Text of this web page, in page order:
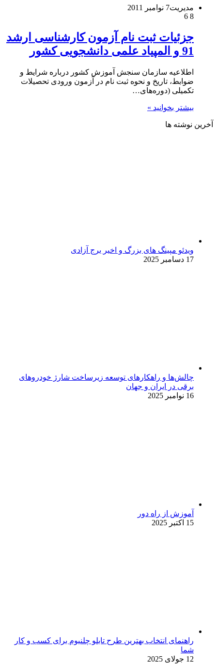
مدیریت7 نوامبر 2011
8
جزئیات ثبت نام آزمون کارشناسی ارشد
91 و المپیاد علمی دانشجویی کشور
اطلاعیه سازمان سنجش آموزش کشور درباره شرایط و
ضوابط، تاریخ و نحوه ثبت نام در آزمون ورودی تحصیلات
تکمیلی (دوره‌های…
بیشتر بخوانید »
آخرین نوشته ها
ویدئو مپینگ های بزرگ و اخیر برج آزادی
17 دسامبر 2025
چالش‌ها و راهکارهای توسعه زیرساخت شارژ خودروهای
برقی در ایران و جهان
16 نوامبر 2025
آموزش از راه دور
15 اکتبر 2025
راهنمای انتخاب بهترین طرح تابلو چلنیوم برای کسب و کار
شما
12 جولای 2025